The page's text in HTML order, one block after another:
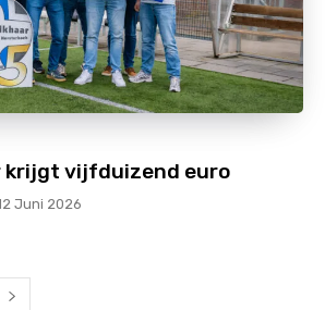
krijgt vijfduizend euro
Juni 2026